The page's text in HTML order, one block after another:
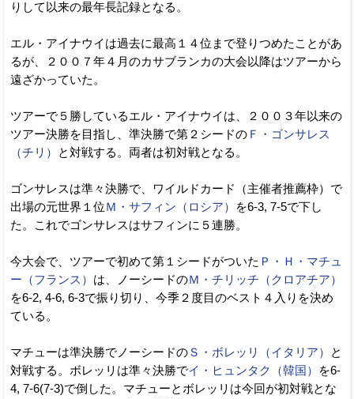
りして以来の最年長記録となる。
エル・アイナウイは過去に最高１４位まで登りつめたことがあ
るが、２００７年４月のカサブランカの大会以降はツアーから
遠ざかっていた。
ツアーで５勝しているエル・アイナウイは、２００３年以来の
ツアー決勝を目指し、準決勝で第２シードの Ｆ・ゴンサレス
（チリ）
と対戦する。両者は初対戦となる。
ゴンサレスは準々決勝で、ワイルドカード（主催者推薦枠）で
出場の元世界１位Ｍ・サフィン（ロシア）
を6-3, 7-5で下し
た。これでゴンサレスはサフィンに５連勝。
今大会で、ツアーで初めて第１シードがついた Ｐ・Ｈ・マチュ
ー（フランス） は、ノーシードのＭ・チリッチ（クロアチア）
を6-2, 4-6, 6-3で振り切り、今季２度目のベスト４入りを決め
ている。
マチューは準決勝でノーシードのＳ・ボレッリ（イタリア）
と
対戦する。ボレッリは準々決勝でイ・ヒュンタク（韓国）
を6-
4, 7-6(7-3)で倒した。マチューとボレッリは今回が初対戦とな